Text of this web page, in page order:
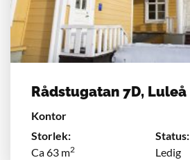
Rådstugatan 7D, Luleå
Kontor
Storlek:
Status:
Ca 63 m2 Ledig